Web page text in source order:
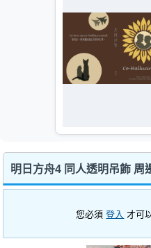
明日方舟4 同人透明吊飾 周
您必須登入 才可